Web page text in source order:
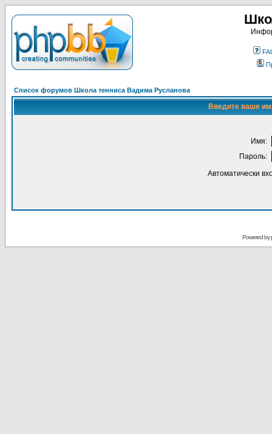
Список форумов Школа тенниса Вадима Русланова
Введите ваше
Имя:
Пароль:
Автоматически
Powered by